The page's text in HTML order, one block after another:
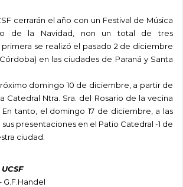
cerrarán el año con un Festival de Música
de la Navidad, non un total de tres
se realizó el pasado 2 de diciembre
en las ciudades de Paraná y Santa
domingo 10 de diciembre, a partir de
Catedral Ntra. Sra. del Rosario de la vecina
En tanto, el domingo 17 de diciembre, a las
sus presentaciones en el Patio Catedral -1 de
ciudad.
G.F.Handel